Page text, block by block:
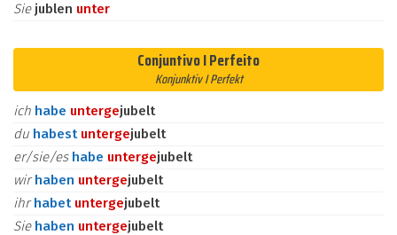
Sie jublen unter
Conjuntivo I Perfeito
Konjunktiv I Perfekt
ich habe untergejubelt
du habest untergejubelt
er/sie/es habe untergejubelt
wirhaben untergejubelt
ihrhabet untergejubelt
Sie haben untergejubelt